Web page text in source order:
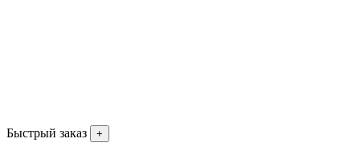
Быстрый заказ +